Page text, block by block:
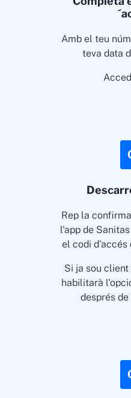
Amb el teu
teva data
Rep la
l'app de
el codi
Si ja sou client
habilitarà
després